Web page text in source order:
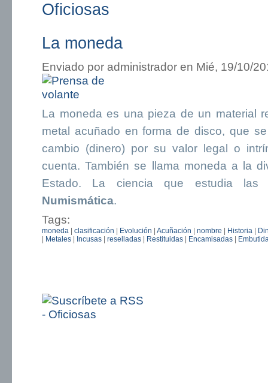
Oficiosas
La moneda
Enviado por administrador en Mié, 19/10/
La moneda es una pieza de un material
metal acuñado en forma de disco, que
cambio (dinero) por su valor legal o
cuenta. También se llama moneda a la
Estado. La ciencia que estudia las
Numismática.
Tags:
moneda clasificación Evolución Acuñación nombre Historia
Metales Incusas reselladas Restituidas Encamisadas